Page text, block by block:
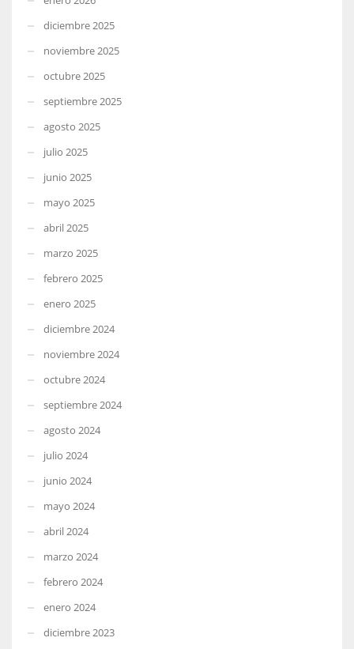
diciembre 2025
noviembre 2025
octubre 2025
septiembre 2025
agosto 2025
julio 2025
junio 2025
mayo 2025
abril 2025
marzo 2025
febrero 2025
enero 2025
diciembre 2024
noviembre 2024
octubre 2024
septiembre 2024
agosto 2024
julio 2024
junio 2024
mayo 2024
abril 2024
marzo 2024
febrero 2024
enero 2024
diciembre 2023